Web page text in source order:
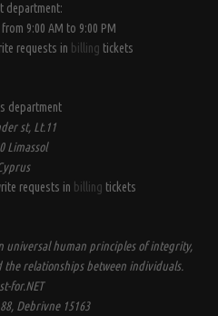
department:
9:00 AM to 9:00 PM
requests in billing tickets
department
st, Lt.11
Limassol
requests in billing tickets
universal human principles of integrity,
relationships between individuals.
for.NET
Debrivne 15163